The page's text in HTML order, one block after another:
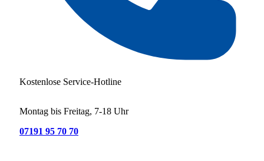
Kostenlose Service-Hotline
Montag bis Freitag, 7-18 Uhr
07191 95 70 70